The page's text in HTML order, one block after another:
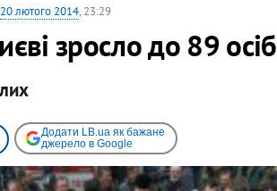
20 лютого 2014, 23:29
зросло до 89 осіб
Додати LB.ua як бажане
джерело в Google